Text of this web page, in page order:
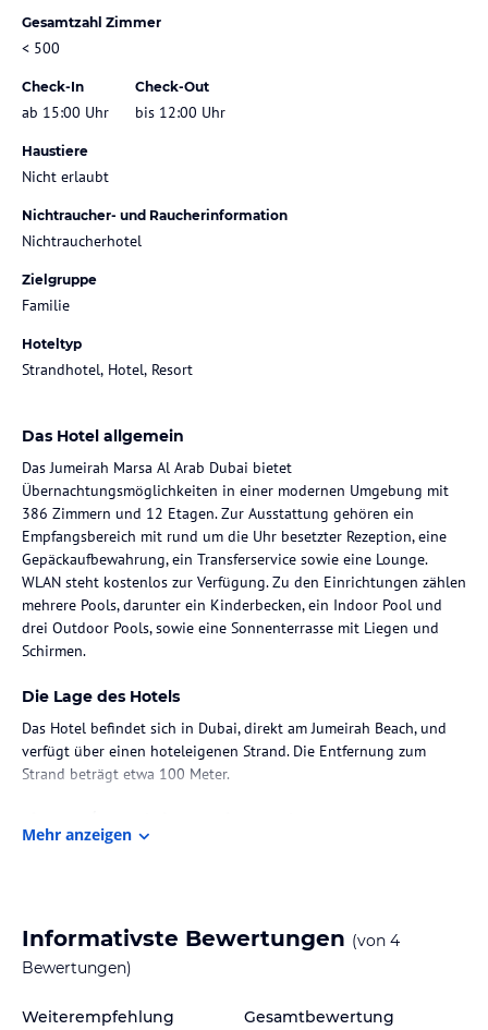
Gesamtzahl Zimmer
< 500
Check-In
ab 15:00 Uhr
Check-Out
bis 12:00 Uhr
Haustiere
Nicht erlaubt
Nichtraucher- und Raucherinformation
Nichtraucherhotel
Zielgruppe
Familie
Hoteltyp
Strandhotel, Hotel, Resort
Das Hotel allgemein
Das Jumeirah Marsa Al Arab Dubai bietet
Übernachtungsmöglichkeiten in einer modernen Umgebung mit
386 Zimmern und 12 Etagen. Zur Ausstattung gehören ein
Empfangsbereich mit rund um die Uhr besetzter Rezeption, eine
Gepäckaufbewahrung, ein Transferservice sowie eine Lounge.
WLAN steht kostenlos zur Verfügung. Zu den Einrichtungen zählen
mehrere Pools, darunter ein Kinderbecken, ein Indoor Pool und
drei Outdoor Pools, sowie eine Sonnenterrasse mit Liegen und
Schirmen.
Die Lage des Hotels
Das Hotel befindet sich in Dubai, direkt am Jumeirah Beach, und
verfügt über einen hoteleigenen Strand. Die Entfernung zum
Strand beträgt etwa 100 Meter.
Die Badezimmer sind mit einer Dusche und einer Badewanne
ausgestattet und bieten Bademäntel sowie einen Haartrockner.
Gastronomie im Hotel
Mehr anzeigen
Informativste Bewertungen (von 4
Bewertungen)
Weiterempfehlung Gesamtbewertung